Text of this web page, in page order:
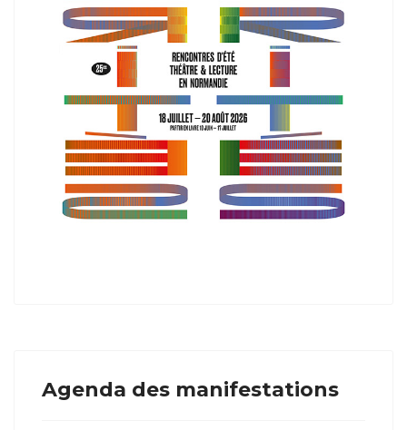
Agenda des manifestations